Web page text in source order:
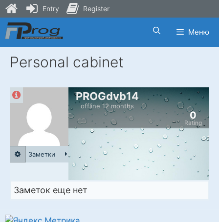
Skip
to
content
Меню
Personal cabinet
PROGdvb14
offline 12 months
Rating
0
Заметки
Заметок еще нет
Entry Register